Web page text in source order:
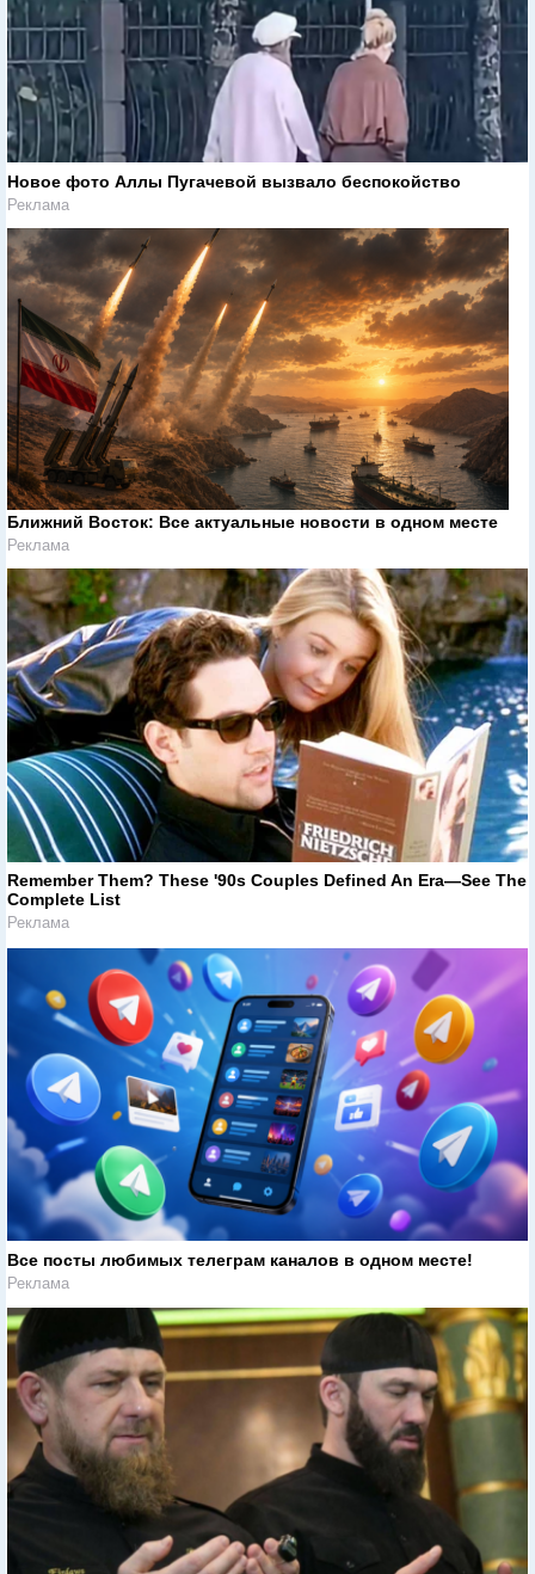
Новое фото Аллы Пугачевой вызвало беспокойство
Реклама
Ближний Восток: Все актуальные новости в одном месте
Реклама
Remember Them? These '90s Couples Defined An Era—See The
Complete List
Реклама
Все посты любимых телеграм каналов в одном месте!
Реклама